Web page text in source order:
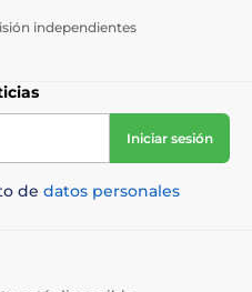
independientes
Iniciar sesión
de datos personales